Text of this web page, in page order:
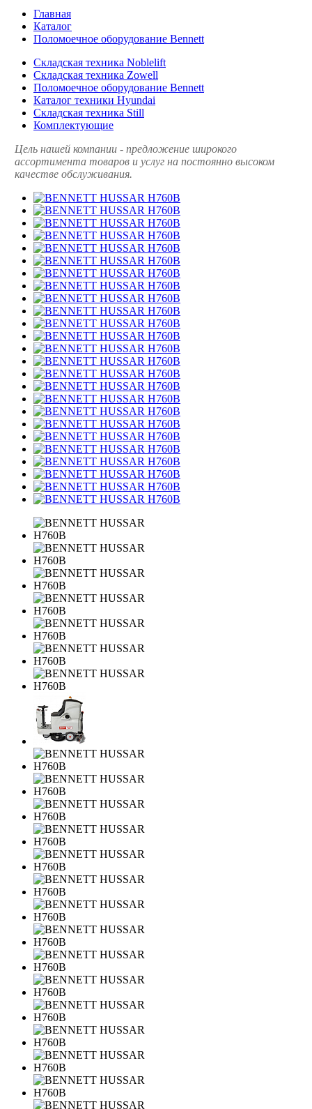
Главная
Каталог
Поломоечное оборудование Bennett
Складская техника Noblelift
Складская техника Zowell
Поломоечное оборудование Bennett
Каталог техники Hyundai
Складская техника Still
Комплектующие
Цель нашей компании - предложение широкого
ассортимента товаров и услуг на постоянно высоком
качестве обслуживания.